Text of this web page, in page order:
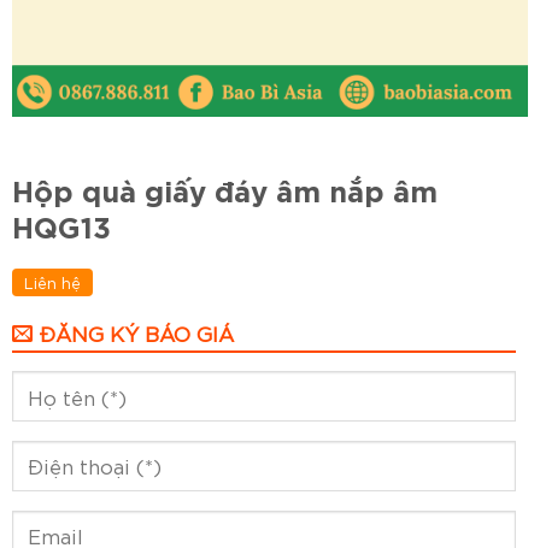
Hộp quà giấy đáy âm nắp âm
HQG13
Liên hệ
ĐĂNG KÝ BÁO GIÁ